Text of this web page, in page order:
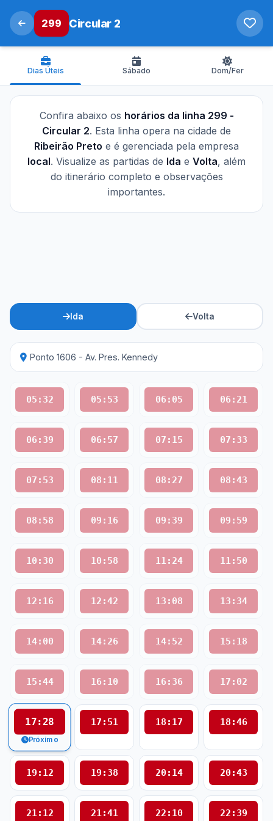
299 Circular 2
Dias Úteis Sábado Dom/Fer
Confira abaixo os horários da linha 299 -
Circular 2. Esta linha opera na cidade de
Ribeirão Preto e é gerenciada pela empresa
local. Visualize as partidas de Ida e Volta, além
do itinerário completo e observações
importantes.
Ida Volta
Ponto 1606 - Av. Pres. Kennedy
05:32 05:53 06:05 06:21
06:39 06:57 07:15 07:33
07:53 08:11 08:27 08:43
08:58 09:16 09:39 09:59
10:30 10:58 11:24 11:50
12:16 12:42 13:08 13:34
14:00 14:26 14:52 15:18
15:44 16:10 16:36 17:02
17:28
Próximo
17:51 18:17 18:46
19:12 19:38 20:14 20:43
21:12 21:41 22:10 22:39